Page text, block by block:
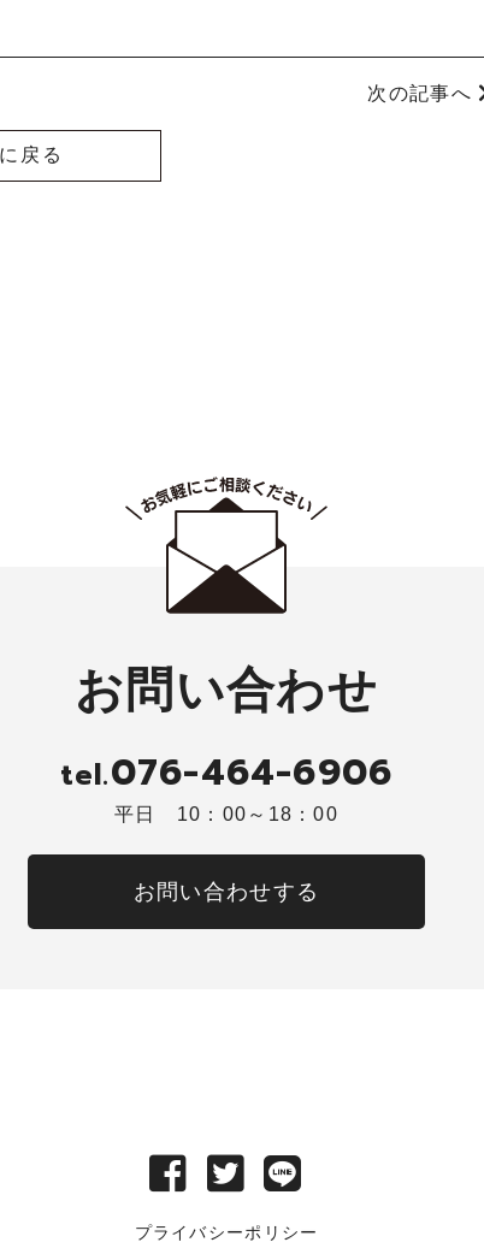
次の記事へ
戻る
お問い合わせ
tel.076-464-6906
平日 10：00～18：00
お問い合わせする
プライバシーポリシー